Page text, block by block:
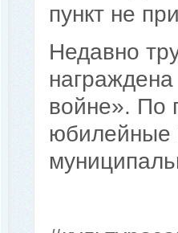
пункт не
Недавно
войне». По
юбилейные